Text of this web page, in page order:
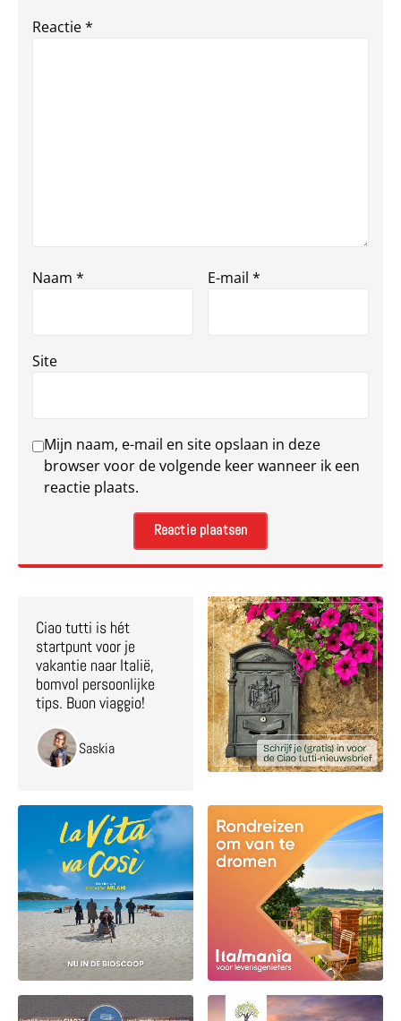
Reactie*
Naam * E-mail *
Site
Mijn naam, e-mail en site opslaan in deze
browser voor de volgende keer wanneer ik een
reactie plaats.
Ciao tutti is hét
startpunt voor je
vakantie naar Italië,
bomvol persoonlijke
tips. Buon viaggio!
Saskia